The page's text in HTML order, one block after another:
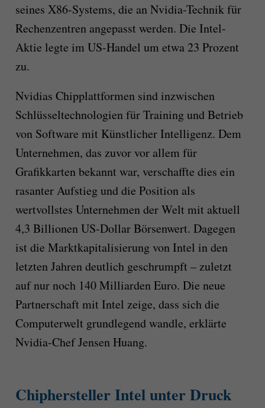
seines X86-Systems, die an Nvidia-Technik für
Rechenzentren angepasst werden. Die Intel-
Aktie legte im US-Handel um etwa 23 Prozent
zu.
Nvidias Chipplattformen sind inzwischen
Schlüsseltechnologien für Training und Betrieb
von Software mit Künstlicher Intelligenz. Dem
Unternehmen, das zuvor vor allem für
Grafikkarten bekannt war, verschaffte dies ein
rasanter Aufstieg und die Position als
wertvollstes Unternehmen der Welt mit aktuell
4,3 Billionen US-Dollar Börsenwert. Dagegen
ist die Marktkapitalisierung von Intel in den
letzten Jahren deutlich geschrumpft – zuletzt
auf nur noch 140 Milliarden Euro. Die neue
Partnerschaft mit Intel zeige, dass sich die
Computerwelt grundlegend wandle, erklärte
Nvidia-Chef Jensen Huang.
Chiphersteller Intel unter Druck